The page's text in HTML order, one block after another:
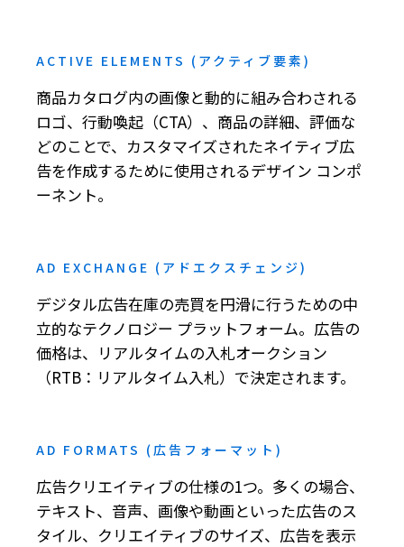
ACTIVE ELEMENTS (アクティブ要素)
商品カタログ内の画像と動的に組み合わされる
ロゴ、行動喚起（CTA）、商品の詳細、評価な
どのことで、カスタマイズされたネイティブ広
告を作成するために使用されるデザイン コンポ
ーネント。
AD EXCHANGE (アドエクスチェンジ)
デジタル広告在庫の売買を円滑に行うための中
立的なテクノロジー プラットフォーム。広告の
価格は、リアルタイムの入札オークション
（RTB：リアルタイム入札）で決定されます。
AD FORMATS (広告フォーマット)
広告クリエイティブの仕様の1つ。多くの場合、
テキスト、音声、画像や動画といった広告のス
タイル、クリエイティブのサイズ、広告を表示